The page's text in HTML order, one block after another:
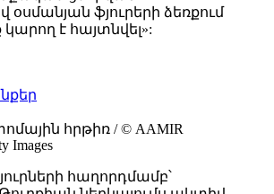
ֆյուրերի ձեռքում
է հայտնվել»:
հրթիռ / © AAMIR
Images
հաղորդմամբ՝